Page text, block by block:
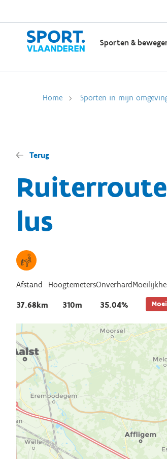
Sporten &
Home Sporten in mijn
Terug
lus
Afstand
37.68km
Hoogtemeters
310m
Onverhard
35.04%